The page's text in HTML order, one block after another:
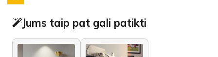
Jums taip pat gali patikti